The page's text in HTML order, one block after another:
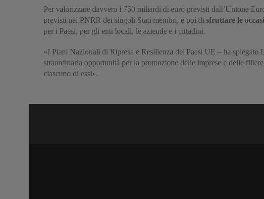
Per valorizzare davvero i 750 miliardi di euro previsti dall’Unione
previsti nei PNRR dei singoli Stati membri, e poi di sfruttare le
per i Paesi, per gli enti locali, le aziende e i cittadini.
«I Piani Nazionali di Ripresa e Resilienza dei Paesi UE – ha spiegato
straordinaria opportunità per la promozione delle imprese e delle
ciascuno di essi».